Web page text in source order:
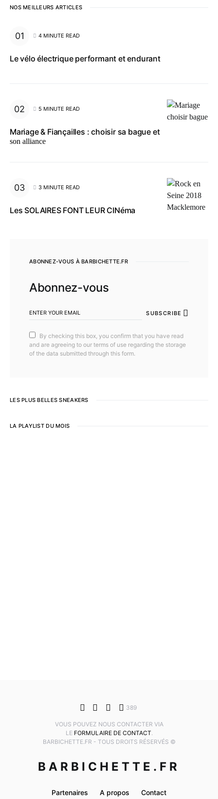
NOS MEILLEURS ARTICLES
4 MINUTE READ
Le vélo électrique performant et endurant
5 MINUTE READ
Mariage & Fiançailles : choisir sa bague et
son alliance
3 MINUTE READ
Les SOLAIRES FONT LEUR CINéma
ABONNEZ-VOUS À BARBICHETTE.FR
Abonnez-vous
SUBSCRIBE
By checking this box, you confirm that you have read
and are agreeing to our terms of use regarding the storage
of the data submitted through this form.
LES PLUS BELLES SNEAKERS
LA PLAYLIST DU MOIS
389
VOUS POUVEZ NOUS CONTACTER VIA
LE FORMULAIRE DE CONTACT.
BARBICHETTE.FR - TOUS DROITS RÉSERVÉS ©
BARBICHETTE.FR
Partenaires A propos Contact